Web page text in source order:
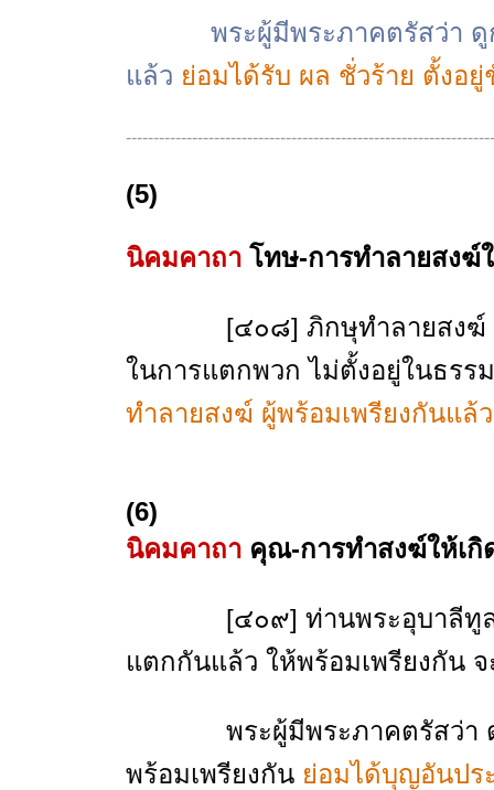
พระผู้มีพระภาคตรัสว่า ดูกร
แล้ว ย่อมได้รับ ผล ชั่วร้าย ตั้งอ
(5)
นิคมคาถา โทษ-การทำลายสง
[๔๐๘] ภิกษุทำลายสงฆ์ ต้อ
ในการแตกพวก ไม่ตั้งอยู่ในธรร
ทำลายสงฆ์ ผู้พร้อมเพรียงกันแ
(6)
นิคมคาถา คุณ-การทำสงฆ์ให้เกิ
[๔๐๙] ท่านพระอุบาลีทูลถา
แตกกันแล้ว ให้พร้อมเพรียงกัน จ
พระผู้มีพระภาคตรัสว่า ดูก
พร้อมเพรียงกัน ย่อมได้บุญอันปร